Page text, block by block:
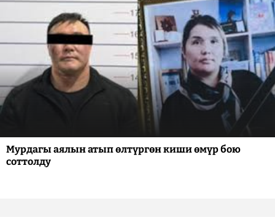
Мурдагы аялын атып өлтүргөн киши өмүр бою
соттолду